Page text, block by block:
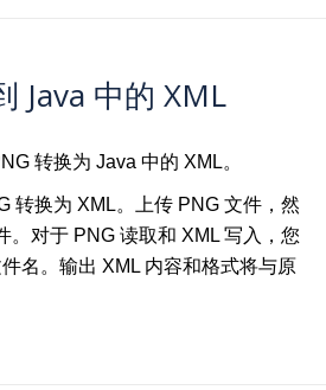
Java 中的 XML
转换为 Java 中的 XML。
转换为 XML。上传 PNG 文件，然
。对于 PNG 读取和 XML 写入，您
名。输出 XML 内容和格式将与原